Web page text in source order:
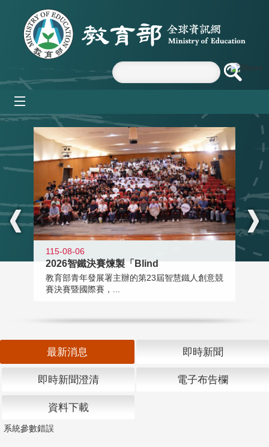
跳到主要內容區塊
:::
115-08-06
2026智鐵決賽煉製「Blind
教育部青年發展署主辦的第23屆智慧鐵人創意競
賽決賽暨國際賽，...
最新消息 即時新聞
即時新聞澄清 電子布告欄
資料下載
系統參數錯誤